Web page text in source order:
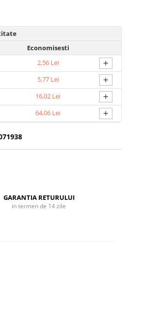
Economisesti
2,56 Lei +
5,77 Lei +
16,02 Lei +
64,06 Lei +
GARANTIA RETURULUI
in termen de 14 zile